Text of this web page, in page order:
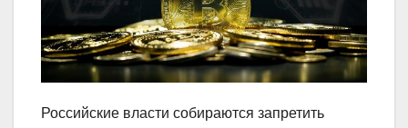
Российские власти собираются запретить